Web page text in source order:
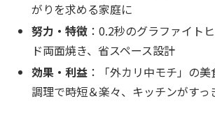
がりを求める家庭に
努力・特徴 ：0.2秒のグラファイト
ド両面焼き、省スペース設計
効果・利益 ：「外カリ中モチ」の
調理で時短＆楽々、キッチンがすっ